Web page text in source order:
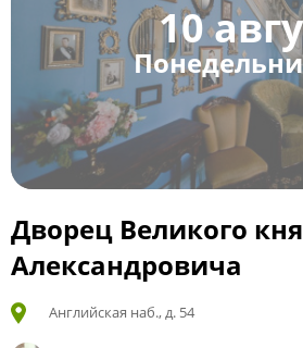
10
Дворец Великого
Александровича
Английская наб., д. 54